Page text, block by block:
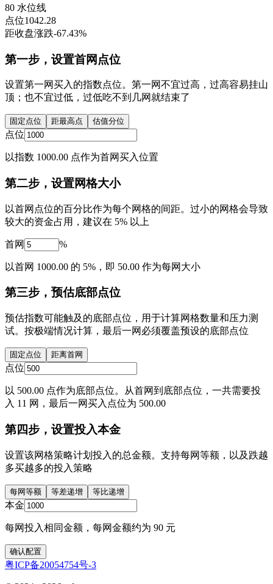
80 水位线
点位1042.28
距收盘涨跌-67.43%
第一步，设置首网点位
设置第一网买入的指数点位。第一网不宜过高，过高容易挂山
顶；也不宜过低，过低吃不到几网就结束了
固定点位 距最高点 估值分位
点位
以指数 1000.00 点作为首网买入位置
第二步，设置网格大小
以首网点位的百分比作为每个网格的间距。过小的网格会导致
较大的资金占用，建议在 5% 以上
首网 %
以首网 1000.00 的 5%，即 50.00 作为每网大小
第三步，预估底部点位
预估指数可能触及的底部点位，用于计算网格数量和压力测
试。按极端情况计算，最后一网必须覆盖预设的底部点位
固定点位 距离首网
点位
以 500.00 点作为底部点位。从首网到底部点位，一共需要投
入 11 网，最后一网买入点位为 500.00
第四步，设置投入本金
设置该网格策略计划投入的总金额。支持每网等额，以及跌越
多买越多的投入策略
每网等额 等差递增 等比递增
本金
每网投入相同金额，每网金额约为 90 元
确认配置
粤ICP备20054754号-3